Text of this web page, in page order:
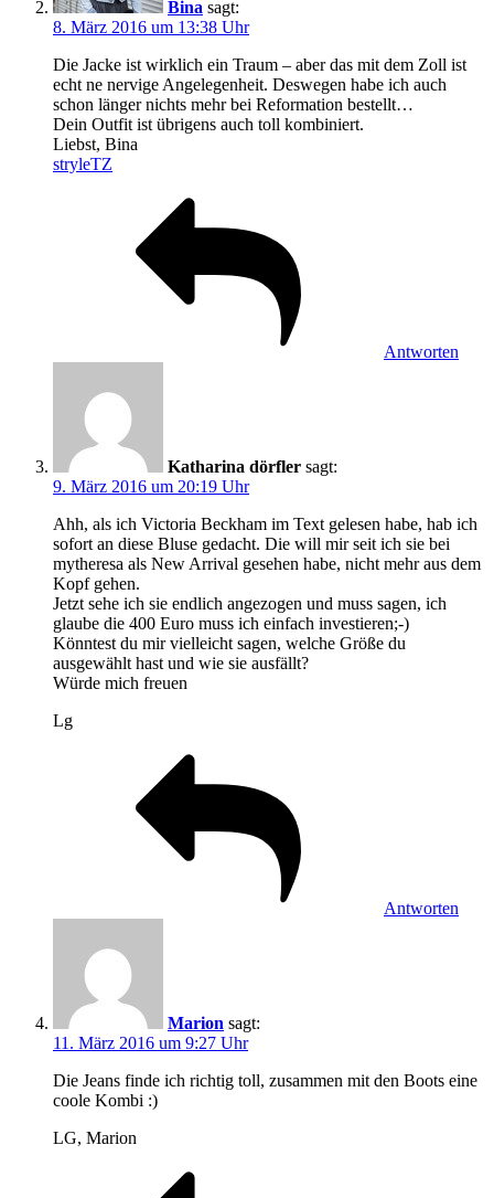
Bina sagt:
8. März 2016 um 13:38 Uhr
Die Jacke ist wirklich ein Traum – aber das mit dem Zoll ist
echt ne nervige Angelegenheit. Deswegen habe ich auch
schon länger nichts mehr bei Reformation bestellt…
Dein Outfit ist übrigens auch toll kombiniert.
Liebst, Bina
stryleTZ
Antworten
Katharina dörfler sagt:
9. März 2016 um 20:19 Uhr
Ahh, als ich Victoria Beckham im Text gelesen habe, hab ich
sofort an diese Bluse gedacht. Die will mir seit ich sie bei
mytheresa als New Arrival gesehen habe, nicht mehr aus dem
Kopf gehen.
Jetzt sehe ich sie endlich angezogen und muss sagen, ich
glaube die 400 Euro muss ich einfach investieren;-)
Könntest du mir vielleicht sagen, welche Größe du
ausgewählt hast und wie sie ausfällt?
Würde mich freuen
Lg
Antworten
Marion sagt:
11. März 2016 um 9:27 Uhr
Die Jeans finde ich richtig toll, zusammen mit den Boots eine
coole Kombi :)
LG, Marion